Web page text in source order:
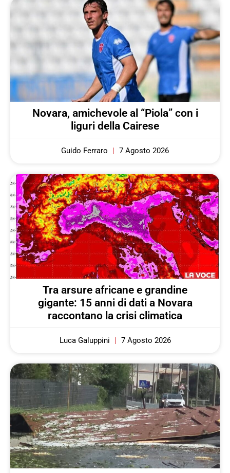
Novara, amichevole al “Piola” con i
liguri della Cairese
Guido Ferraro 7 Agosto 2026
Tra arsure africane e grandine
gigante: 15 anni di dati a Novara
raccontano la crisi climatica
Luca Galuppini 7 Agosto 2026